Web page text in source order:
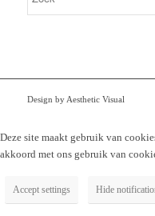
Design by Aesthetic Visual
Deze site maakt gebruik van
akkoord met ons gebruik van
Accept settings Hide